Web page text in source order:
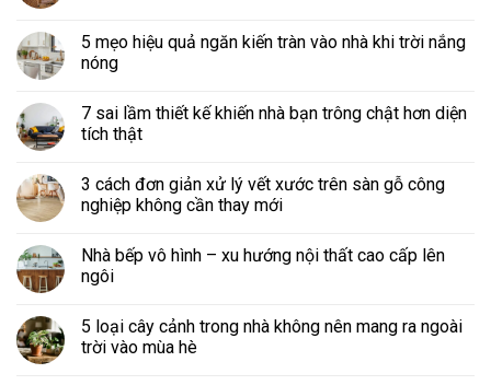
5 mẹo hiệu quả ngăn kiến tràn vào nhà khi trời nắng
nóng
7 sai lầm thiết kế khiến nhà bạn trông chật hơn diện
tích thật
3 cách đơn giản xử lý vết xước trên sàn gỗ công
nghiệp không cần thay mới
Nhà bếp vô hình – xu hướng nội thất cao cấp lên
ngôi
5 loại cây cảnh trong nhà không nên mang ra ngoài
trời vào mùa hè